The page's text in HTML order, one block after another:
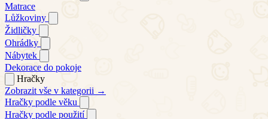
Matrace
Lůžkoviny
Židličky
Ohrádky
Nábytek
Dekorace do pokoje
Hračky
Zobrazit vše v kategorii →
Hračky podle věku
Hračky podle použití